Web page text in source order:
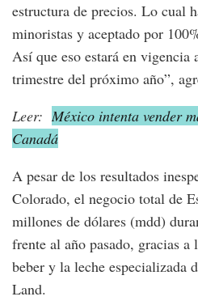
estructura de precios. Lo cual
minoristas y aceptado por
Así que eso estará en
trimestre del próximo año”,
Leer: México intenta vender
Canadá
A pesar de los resultados
Colorado, el negocio total de
millones de dólares (mdd)
frente al año pasado, gracias a
beber y la leche especializada
Land.